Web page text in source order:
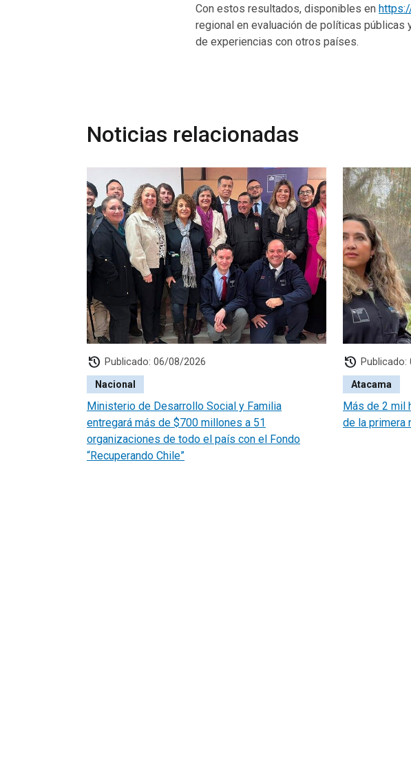
Con estos resultados, disponibles en
regional en evaluación de políticas públicas
de experiencias con otros países.
Noticias relacionadas
history Publicado: 06/08/2026
Nacional
Ministerio de Desarrollo Social y Familia
entregará más de $700 millones a 51
organizaciones de todo el país con el Fondo
“Recuperando Chile”
history
Atacama
Más de 2 mil
de la primera